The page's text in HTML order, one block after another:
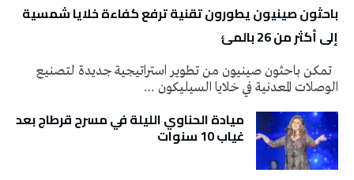
باحثون صينيون يطورون تقنية ترفع كفاءة خلايا شمسية
إلى أكثر من 26 بالمئ
تمكن باحثون صينيون من تطوير استراتيجية جديدة لتصنيع
الوصلات المعدنية في خلايا السيليكون …
ميادة الحناوي الليلة في مسرح قرطاج بعد
غياب 10 سنوات